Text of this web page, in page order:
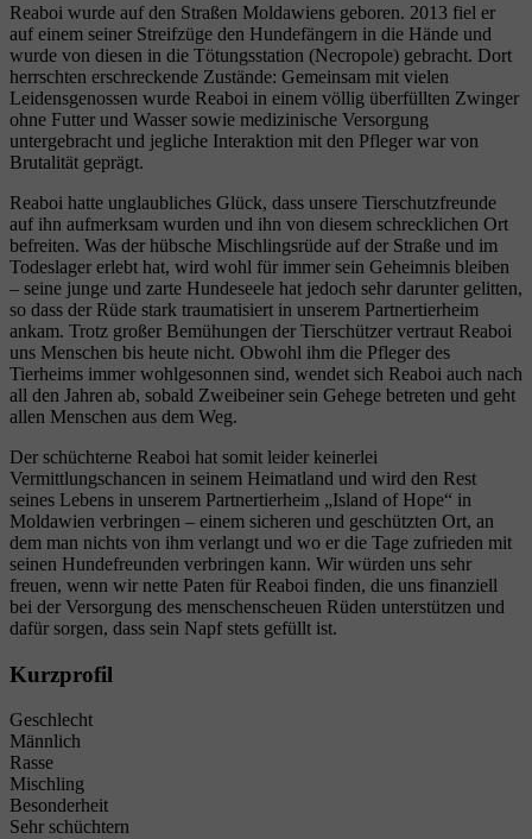
Reaboi wurde auf den Straßen Moldawiens geboren. 2013 fiel er
auf einem seiner Streifzüge den Hundefängern in die Hände und
wurde von diesen in die Tötungsstation (Necropole) gebracht. Dort
herrschten erschreckende Zustände: Gemeinsam mit vielen
Leidensgenossen wurde Reaboi in einem völlig überfüllten Zwinger
ohne Futter und Wasser sowie medizinische Versorgung
untergebracht und jegliche Interaktion mit den Pfleger war von
Brutalität geprägt.
Reaboi hatte unglaubliches Glück, dass unsere Tierschutzfreunde
auf ihn aufmerksam wurden und ihn von diesem schrecklichen Ort
befreiten. Was der hübsche Mischlingsrüde auf der Straße und im
Todeslager erlebt hat, wird wohl für immer sein Geheimnis bleiben
– seine junge und zarte Hundeseele hat jedoch sehr darunter gelitten,
so dass der Rüde stark traumatisiert in unserem Partnertierheim
ankam. Trotz großer Bemühungen der Tierschützer vertraut Reaboi
uns Menschen bis heute nicht. Obwohl ihm die Pfleger des
Tierheims immer wohlgesonnen sind, wendet sich Reaboi auch nach
all den Jahren ab, sobald Zweibeiner sein Gehege betreten und geht
allen Menschen aus dem Weg.
Der schüchterne Reaboi hat somit leider keinerlei
Vermittlungschancen in seinem Heimatland und wird den Rest
seines Lebens in unserem Partnertierheim „Island of Hope“ in
Moldawien verbringen – einem sicheren und geschützten Ort, an
dem man nichts von ihm verlangt und wo er die Tage zufrieden mit
seinen Hundefreunden verbringen kann. Wir würden uns sehr
freuen, wenn wir nette Paten für Reaboi finden, die uns finanziell
bei der Versorgung des menschenscheuen Rüden unterstützen und
dafür sorgen, dass sein Napf stets gefüllt ist.
Kurzprofil
Geschlecht
Männlich
Rasse
Mischling
Besonderheit
Sehr schüchtern